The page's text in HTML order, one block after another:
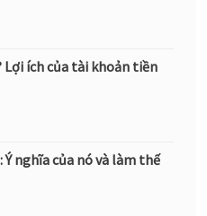
Lợi ích của tài khoản tiền
nghĩa của nó và làm thế